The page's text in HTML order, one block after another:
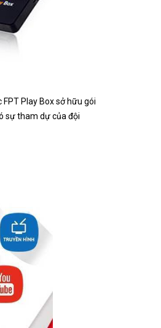
Play Box sở hữu gói
sự tham dự của đội